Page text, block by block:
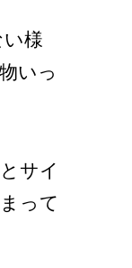
様
いっ
サイ
って